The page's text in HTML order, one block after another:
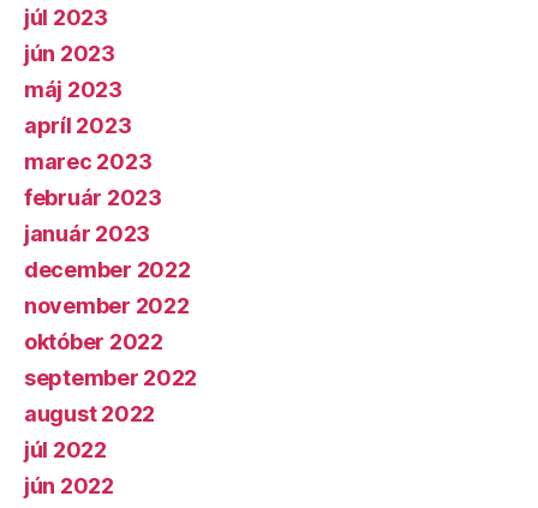
júl 2023
jún 2023
máj 2023
apríl 2023
marec 2023
február 2023
január 2023
december 2022
november 2022
október 2022
september 2022
august 2022
júl 2022
jún 2022